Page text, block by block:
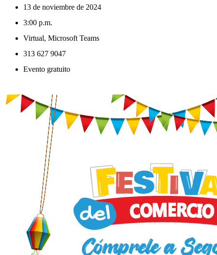
13 de noviembre de 2024
3:00 p.m.
Virtual, Microsoft Teams
313 627 9047
Evento gratuito